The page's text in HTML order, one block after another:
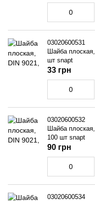
03020600531
Шайба
шт snapt
33 грн
03020600532
Шайба
100 шт snapt
90 грн
03020600534